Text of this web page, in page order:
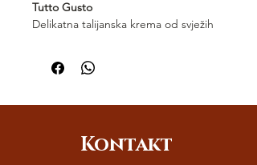
Tutto Gusto
Delikatna talijanska krema od svježih
teksture i profinjenog, blago
orašastog okusa. Krema od artičoka s
mazanje na bruschette, pripremu
dodatak mesnim i ribljim jelima.
Kontakt